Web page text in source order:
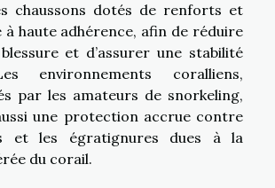
chaussons dotés de renforts et
à haute adhérence, afin de réduire
et d’assurer une stabilité
environnements coralliens,
par les amateurs de snorkeling,
une protection accrue contre
et les égratignures dues à la
du corail.